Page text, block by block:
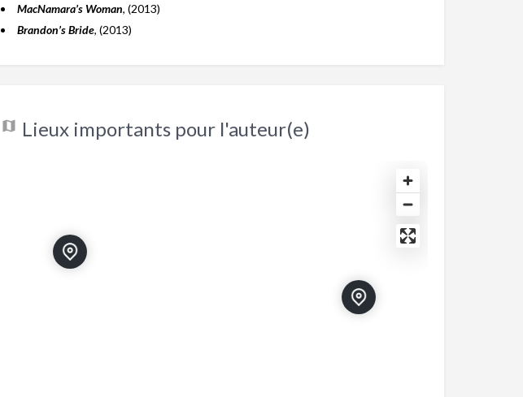
MacNamara’s Woman, (2013)
Brandon’s Bride, (2013)
Lieux importants pour l'auteur(e)